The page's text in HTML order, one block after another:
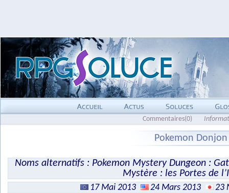
Commentaires(0)
Pokemon
Noms alternatifs : Pokemon Mystery Dungeon :
Mystère : les Portes de
17 Mai 2013 24 Mars 2013
23